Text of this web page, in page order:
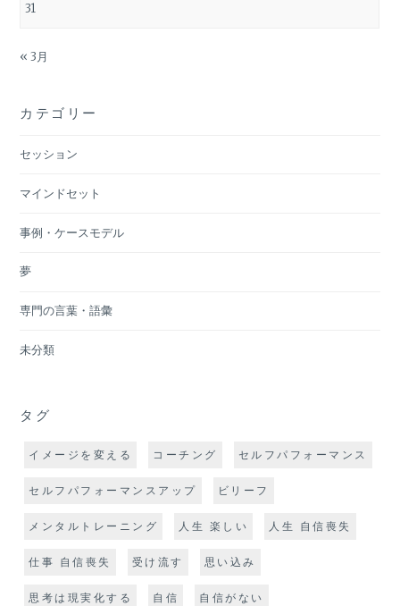
31
« 3月
カテゴリー
セッション
マインドセット
事例・ケースモデル
夢
専門の言葉・語彙
未分類
タグ
イメージを変える コーチング セルフパフォーマンス
セルフパフォーマンスアップ ビリーフ
メンタルトレーニング 人生 楽しい 人生 自信喪失
仕事 自信喪失 受け流す 思い込み
思考は現実化する 自信 自信がない